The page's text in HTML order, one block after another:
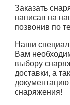
Заказать
написав на
позвонив по
Наши
Вам
выбору
доставки, а
снаряжения!